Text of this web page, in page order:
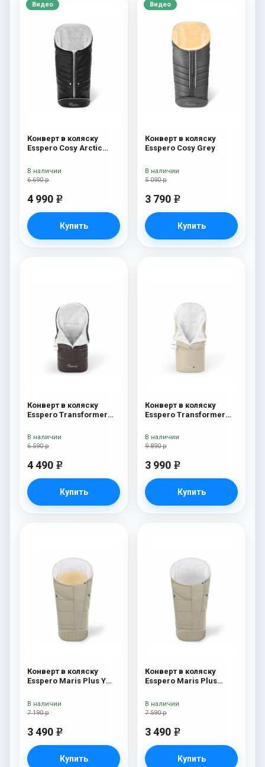
Видео
Конверт в коляску
Esspero Cosy Arctic
6 690 р
4 990 e
Купить
В наличии
Видео
Конверт в коляску
Esspero Cosy Grey
5 090 р
3 790 e
Купить
В наличии
Конверт в коляску
Esspero Transformer
100% шерсть) Chocolat
6 590 р
4 490 e
Купить
В наличии
Конверт в коляску
Esspero Transformer
100% шерсть) Beige
9 890 р
3 990 e
Купить
В наличии
Конверт в коляску
Esspero Maris Plus Y
мех) Beige
7 190 р
3 490 e
Купить
В наличии
Конверт в коляску
Esspero Maris Plus
7 590 р
3 490 e
Купить
В наличии